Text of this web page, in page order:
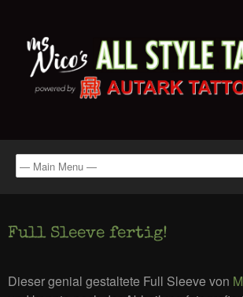
Full Sleeve fertig!
Dieser genial gestaltete Full Sleeve von